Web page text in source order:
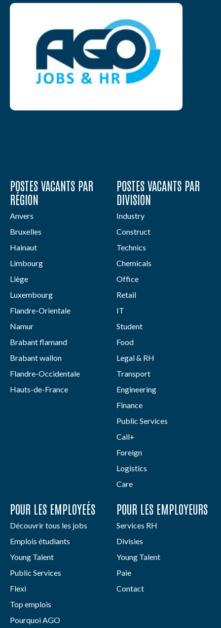
POSTES VACANTS PAR
RÉGION
Anvers
Bruxelles
Hainaut
Limbourg
Liège
Luxembourg
Flandre-Orientale
Namur
Brabant flamand
Brabant wallon
Flandre-Occidentale
Hauts-de-France
POSTES VACANTS PAR
DIVISION
Industry
Construct
Technics
Chemicals
Office
Retail
IT
Student
Food
Legal & RH
Transport
Engineering
Finance
Public Services
Call+
Foreign
Logistics
Care
POUR LES EMPLOYEÉS
Découvrir tous les jobs
Emplois étudiants
Young Talent
Public Services
Flexi
Top emplois
Pourquoi AGO
POUR LES EMPLOYEURS
Services RH
Divisies
Young Talent
Paie
Contact